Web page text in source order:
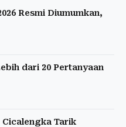
Resmi Diumumkan,
dari 20 Pertanyaan
Cicalengka Tarik